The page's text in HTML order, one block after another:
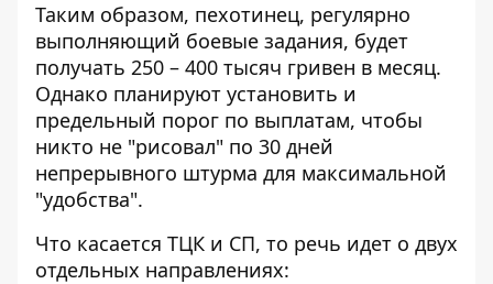
Таким образом, пехотинец, регулярно
выполняющий боевые задания, будет
получать 250 – 400 тысяч гривен в месяц.
Однако планируют установить и
предельный порог по выплатам, чтобы
никто не "рисовал" по 30 дней
непрерывного штурма для максимальной
"удобства".
Что касается ТЦК и СП, то речь идет о двух
отдельных направлениях: